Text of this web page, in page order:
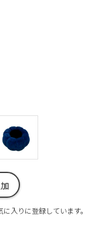
入りに登録しています。